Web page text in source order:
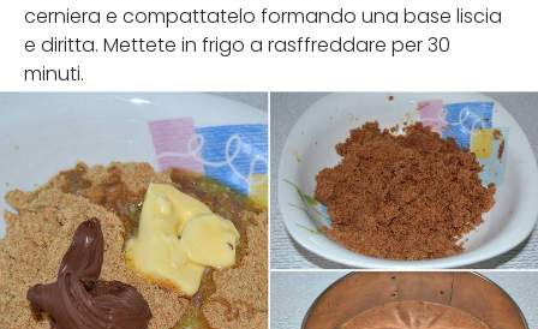
cerniera e compattatelo formando una base liscia
e diritta. Mettete in frigo a rasffreddare per 30
minuti.